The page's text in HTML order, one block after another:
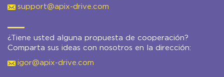
support@apix-drive.com
¿Tiene usted alguna propuesta de cooperación?
Comparta sus ideas con nosotros en la dirección:
igor@apix-drive.com